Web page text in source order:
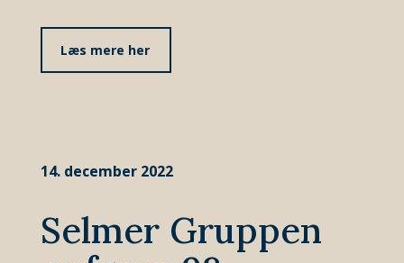
Læs mere her
14. december 2022
Selmer Gruppen